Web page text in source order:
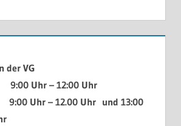
der VG
Uhr – 12:00 Uhr
Uhr – 12.00 Uhr und 13:00